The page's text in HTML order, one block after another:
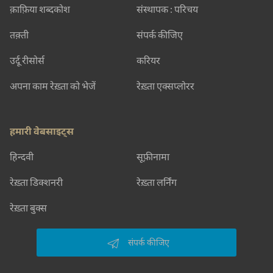
क़ाफ़िया शब्दकोश
तक़्ती
उर्दू रीसोर्स
अपना काम रेख़्ता को भेजें
संस्थापक : परिचय
संपर्क कीजिए
करियर
रेख़्ता एक्सप्लोरर
हमारी वेबसाइट्स
हिन्दवी सूफ़ीनामा
रेख़्ता डिक्शनरी रेख़्ता लर्निंग
रेख़्ता बुक्स
संपर्क कीजिए